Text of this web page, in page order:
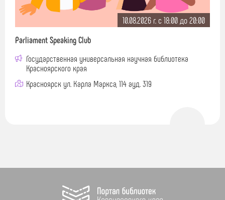
10.08.2026 г. c 18:00 до 20:00
Parliament Speaking Club
Государственная универсальная научная библиотека
Красноярского края
Красноярск ул. Карла Маркса, 114 ауд. 319